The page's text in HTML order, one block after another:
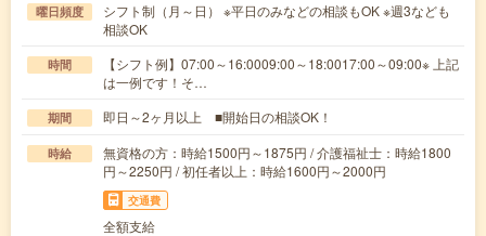
曜日頻度
シフト制（月～日） ※平日のみなどの相談もOK ※週3なども
相談OK
時間
【シフト例】07:00～16:0009:00～18:0017:00～09:00※ 上記
は一例です！そ…
期間 即日～2ヶ月以上 ■開始日の相談OK！
時給
無資格の方：時給1500円～1875円 / 介護福祉士：時給1800
円～2250円 / 初任者以上：時給1600円～2000円
交通費
全額支給